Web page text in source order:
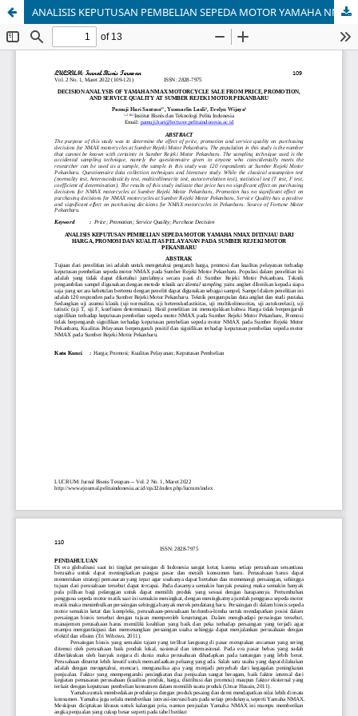
ANALISIS KEPUTUSAN PEMBELIAN SEPEDA MOTOR YAMAHA NMAX DITINJAU DARI HARGA, PROMOSI DAN KUALITAS PELAYANAN PADA SUMBER REJEKI MOTOR PEKANBARU